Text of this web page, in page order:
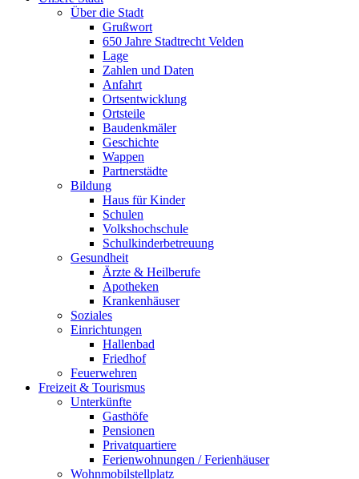
Über die Stadt
Grußwort
650 Jahre Stadtrecht Velden
Lage
Zahlen und Daten
Anfahrt
Ortsentwicklung
Ortsteile
Baudenkmäler
Geschichte
Wappen
Partnerstädte
Bildung
Haus für Kinder
Schulen
Volkshochschule
Schulkinderbetreuung
Gesundheit
Ärzte & Heilberufe
Apotheken
Krankenhäuser
Soziales
Einrichtungen
Hallenbad
Friedhof
Feuerwehren
Freizeit & Tourismus
Unterkünfte
Gasthöfe
Pensionen
Privatquartiere
Ferienwohnungen / Ferienhäuser
Wohnmobilstellplatz